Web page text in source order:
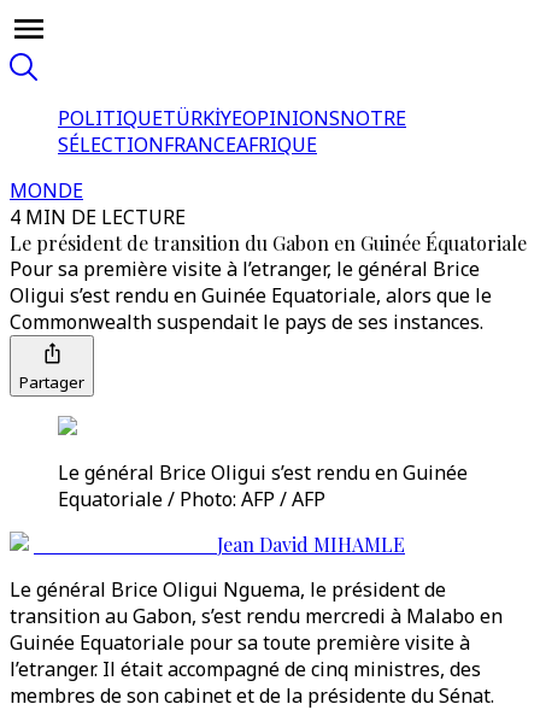
POLITIQUETÜRKİYEOPINIONSNOTRE
SÉLECTIONFRANCEAFRIQUE
MONDE
4 MIN DE LECTURE
Le président de transition du Gabon en Guinée Équatoriale
Pour sa première visite à l’etranger, le général Brice
Oligui s’est rendu en Guinée Equatoriale, alors que le
Commonwealth suspendait le pays de ses instances.
Partager
Le général Brice Oligui s’est rendu en Guinée
Equatoriale / Photo: AFP / AFP
Jean David MIHAMLE
Le général Brice Oligui Nguema, le président de
transition au Gabon, s’est rendu mercredi à Malabo en
Guinée Equatoriale pour sa toute première visite à
l’etranger. Il était accompagné de cinq ministres, des
membres de son cabinet et de la présidente du Sénat.